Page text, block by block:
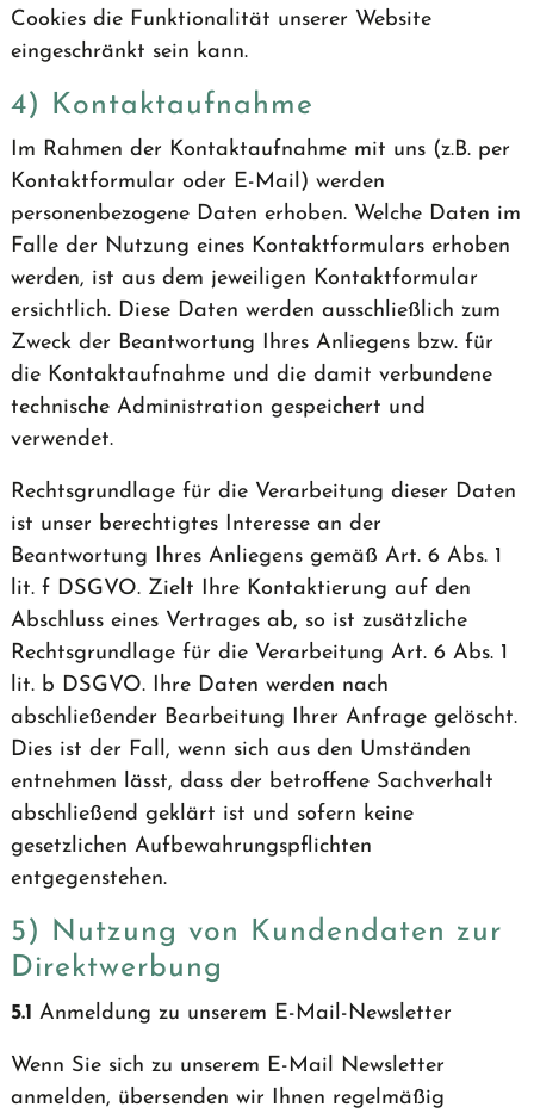
Cookies die Funktionalität unserer Website
eingeschränkt sein kann.
4) Kontaktaufnahme
Im Rahmen der Kontaktaufnahme mit uns (z.B. per
Kontaktformular oder E-Mail) werden
personenbezogene Daten erhoben. Welche Daten im
Falle der Nutzung eines Kontaktformulars erhoben
werden, ist aus dem jeweiligen Kontaktformular
ersichtlich. Diese Daten werden ausschließlich zum
Zweck der Beantwortung Ihres Anliegens bzw. für
die Kontaktaufnahme und die damit verbundene
technische Administration gespeichert und
verwendet.
Rechtsgrundlage für die Verarbeitung dieser Daten
ist unser berechtigtes Interesse an der
Beantwortung Ihres Anliegens gemäß Art. 6 Abs. 1
lit. f DSGVO. Zielt Ihre Kontaktierung auf den
Abschluss eines Vertrages ab, so ist zusätzliche
Rechtsgrundlage für die Verarbeitung Art. 6 Abs. 1
lit. b DSGVO. Ihre Daten werden nach
abschließender Bearbeitung Ihrer Anfrage gelöscht.
Dies ist der Fall, wenn sich aus den Umständen
entnehmen lässt, dass der betroffene Sachverhalt
abschließend geklärt ist und sofern keine
gesetzlichen Aufbewahrungspflichten
entgegenstehen.
5) Nutzung von Kundendaten zur
Direktwerbung
5.1 Anmeldung zu unserem E-Mail-Newsletter
Wenn Sie sich zu unserem E-Mail Newsletter
anmelden, übersenden wir Ihnen regelmäßig